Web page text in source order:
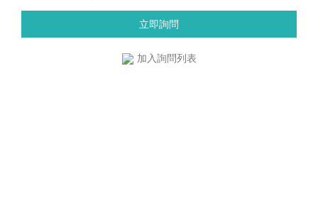
立即詢問
加入詢問列表